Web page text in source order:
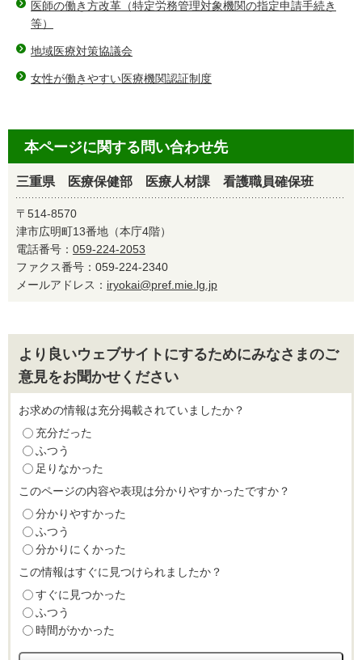
医師の働き方改革（特定労務管理対象機関の指定申請手続き
等）
地域医療対策協議会
女性が働きやすい医療機関認証制度
本ページに関する問い合わせ先
三重県 医療保健部 医療人材課 看護職員確保班
〒514-8570
津市広明町13番地（本庁4階）
電話番号： 059-224-2053
ファクス番号：059-224-2340
メールアドレス： iryokai@pref.mie.lg.jp
より良いウェブサイトにするためにみなさまのご
意見をお聞かせください
お求めの情報は充分掲載されていましたか？
充分だった
ふつう
足りなかった
このページの内容や表現は分かりやすかったですか？
分かりやすかった
ふつう
分かりにくかった
この情報はすぐに見つけられましたか？
すぐに見つかった
ふつう
時間がかかった